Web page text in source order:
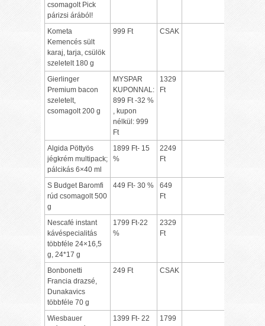
csomagolt Pick
párizsi árából!
Kometa
Kemencés sült
karaj, tarja, csülök
szeletelt 180 g
999 Ft CSAK
Gierlinger
Premium bacon
szeletelt,
csomagolt 200 g
MYSPAR
KUPONNAL:
899 Ft -32 %
, kupon
nélkül: 999
Ft
1329
Ft
Algida Pöttyös
jégkrém multipack;
pálcikás 6×40 ml
1899 Ft- 15
%
2249
Ft
S Budget Baromfi
rúd csomagolt 500
g
449 Ft- 30 %
649
Ft
Nescafé instant
kávéspecialitás
többféle 24×16,5
g, 24*17 g
1799 Ft-22
%
2329
Ft
Bonbonetti
Francia drazsé,
Dunakavics
többféle 70 g
249 Ft CSAK
Wiesbauer
1399 Ft- 22
1799